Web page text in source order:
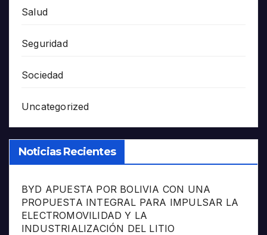
Salud
Seguridad
Sociedad
Uncategorized
Noticias Recientes
BYD APUESTA POR BOLIVIA CON UNA
PROPUESTA INTEGRAL PARA IMPULSAR LA
ELECTROMOVILIDAD Y LA
INDUSTRIALIZACIÓN DEL LITIO